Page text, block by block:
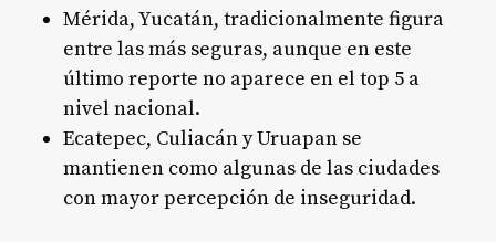
Mérida, Yucatán, tradicionalmente figura
entre las más seguras, aunque en este
último reporte no aparece en el top 5 a
nivel nacional.
Ecatepec, Culiacán y Uruapan se
mantienen como algunas de las ciudades
con mayor percepción de inseguridad.